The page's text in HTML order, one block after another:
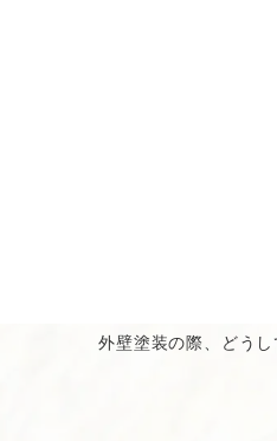
外壁塗装の際、どう